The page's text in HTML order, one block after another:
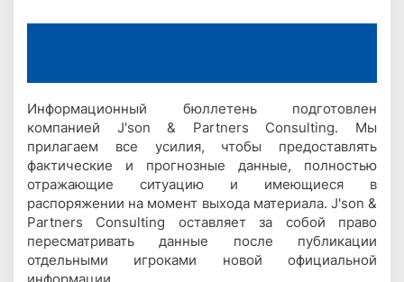
Информационный бюллетень подготовлен
компанией J'son & Partners Consulting. Мы
прилагаем все усилия, чтобы предоставлять
фактические и прогнозные данные, полностью
отражающие ситуацию и имеющиеся в
распоряжении на момент выхода материала. J'son &
Partners Consulting оставляет за собой право
пересматривать данные после публикации
отдельными игроками новой официальной